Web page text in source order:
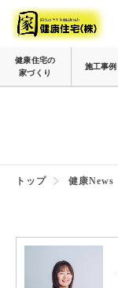
健康住宅の
家づくり
施工事例
トップ 健康News